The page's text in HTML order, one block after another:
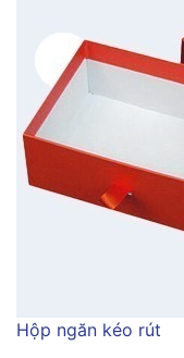
Hộp ngăn kéo rút